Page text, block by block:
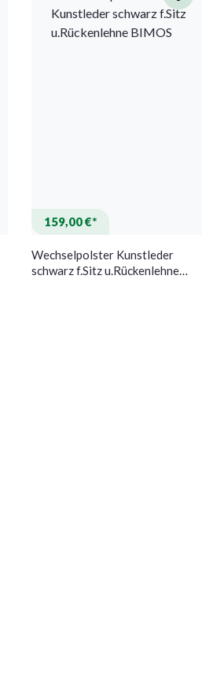
159,00 €*
Wechselpolster Kunstleder
schwarz f.Sitz u.Rückenlehne